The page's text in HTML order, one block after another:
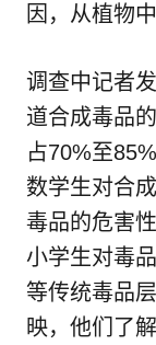
因，从植物
调查中记者
道合成毒品
占70%至
数学生对合
毒品的危害
小学生对毒
等传统毒品
映，他们了